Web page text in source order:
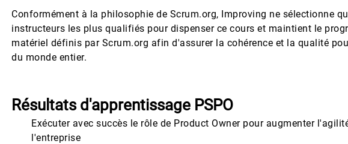
Conformément à la philosophie de Scrum.org, Improving ne sélectionne
instructeurs les plus qualifiés pour dispenser ce cours et maintient le
matériel définis par Scrum.org afin d'assurer la cohérence et la qualité
du monde entier.
Résultats d'apprentissage PSPO
Exécuter avec succès le rôle de Product Owner pour augmenter
l'entreprise